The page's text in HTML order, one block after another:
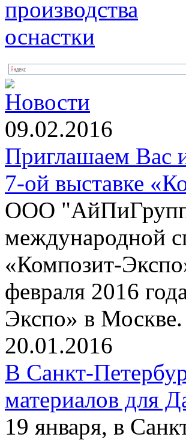
Новости
09.02.2016
Приглашаем Вас
7-ой выставке
ООО
международной
«Композит-
февраля 2016
Экспо» в Москве.
20.01.2016
В Санкт-
материалов для
19 января, в